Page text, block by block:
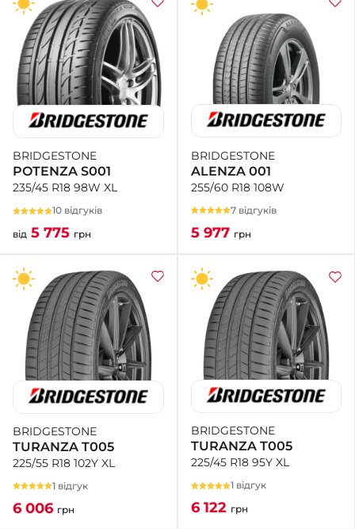
BRIDGESTONE
POTENZA S001
235/45 R18 98W XL
10 відгуків
від 5 775 грн
BRIDGESTONE
ALENZA 001
255/60 R18 108W
7 відгуків
5 977 грн
BRIDGESTONE
TURANZA T005
225/55 R18 102Y XL
1 відгук
6 006 грн
BRIDGESTONE
TURANZA T005
225/45 R18 95Y XL
1 відгук
6 122 грн